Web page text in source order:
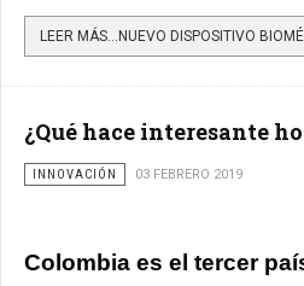
¿Qué hace interesante
INNOVACIÓN 03 FEBRERO 2019
Colombia es el tercer